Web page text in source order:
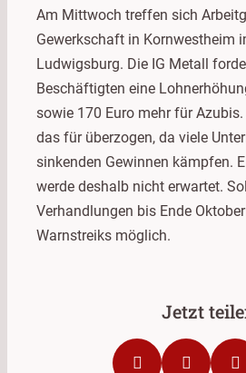
Am Mittwoch treffen sich
Gewerkschaft in Kornwestheim
Ludwigsburg. Die IG Metall
Beschäftigten eine
sowie 170 Euro mehr für
das für überzogen, da viele
sinkenden Gewinnen kämpfen.
werde deshalb nicht erwartet.
Verhandlungen bis Ende
Warnstreiks möglich.